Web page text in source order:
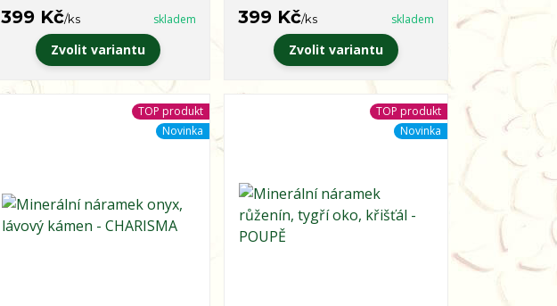
399 Kč/ks skladem
Zvolit variantu
399 Kč/ks skladem
Zvolit variantu
TOP produkt
Novinka
TOP produkt
Novinka